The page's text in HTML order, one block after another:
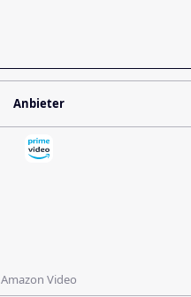
Anbieter
Amazon Video